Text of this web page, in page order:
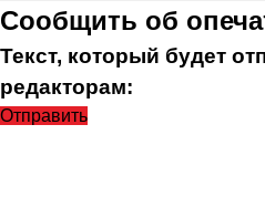
Сообщить об
Текст, который будет
редакторам:
Отправить